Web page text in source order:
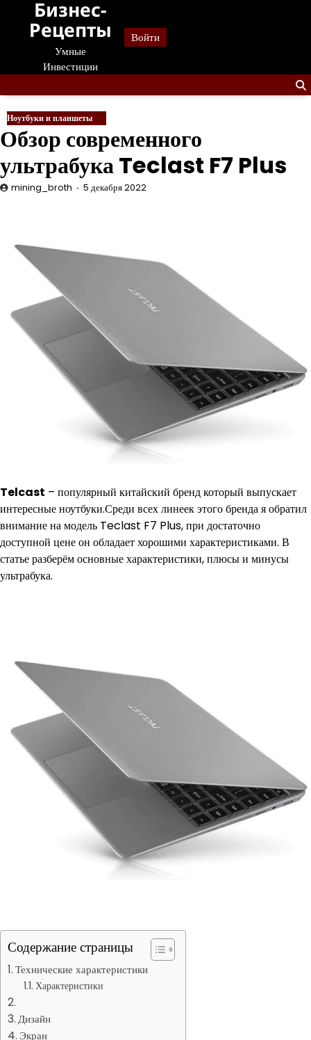
Перейти
содержанию
Бизнес-
Рецепты
Умные
Инвестиции
Войти
Ноутбуки и планшеты
Обзор современного
ультрабука Teclast F7 Plus
mining_broth 5 декабря 2022
Telcast – популярный китайский бренд который выпускает
интересные ноутбуки.Среди всех линеек этого бренда я обратил
внимание на модель Teclast F7 Plus, при достаточно
доступной цене он обладает хорошими характеристиками. В
статье разберём основные характеристики, плюсы и минусы
ультрабука.
Содержание страницы
Технические характеристики
Характеристики
Дизайн
Экран